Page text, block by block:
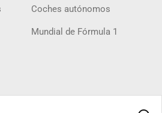
Coches autónomos
Mundial de Fórmula 1